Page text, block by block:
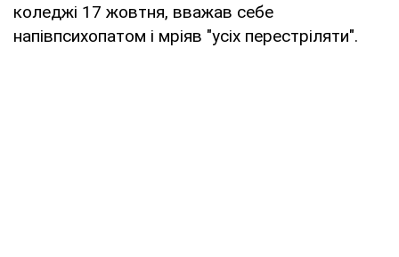
коледжі 17 жовтня, вважав себе
напівпсихопатом і мріяв "усіх перестріляти".